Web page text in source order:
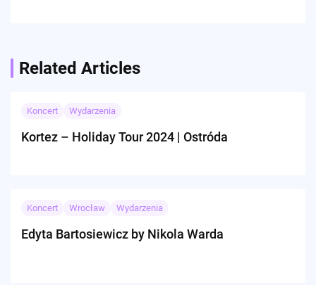
Related Articles
Koncert Wydarzenia
Kortez – Holiday Tour 2024 | Ostróda
Koncert Wrocław Wydarzenia
Edyta Bartosiewicz by Nikola Warda